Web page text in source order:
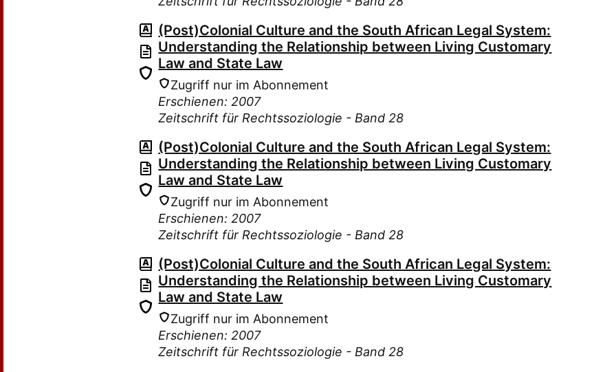
(Post)Colonial Culture and the South African Legal System:
Understanding the Relationship between Living Customary
Law and State Law
Zugriff nur im Abonnement
Erschienen: 2007
Zeitschrift für Rechtssoziologie - Band 28
(Post)Colonial Culture and the South African Legal System:
Understanding the Relationship between Living Customary
Law and State Law
Zugriff nur im Abonnement
Erschienen: 2007
Zeitschrift für Rechtssoziologie - Band 28
(Post)Colonial Culture and the South African Legal System:
Understanding the Relationship between Living Customary
Law and State Law
Zugriff nur im Abonnement
Erschienen: 2007
Zeitschrift für Rechtssoziologie - Band 28